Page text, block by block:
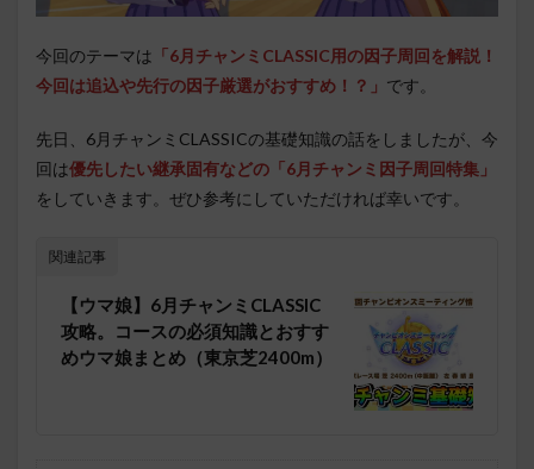
今回のテーマは 「6月チャンミCLASSIC用の因子周回を解説！
今回は追込や先行の因子厳選がおすすめ！？」 です。
先日、6月チャンミCLASSICの基礎知識の話をしましたが、今
回は優先したい継承固有などの「6月チャンミ因子周回特集」
をしていきます。ぜひ参考にしていただければ幸いです。
関連記事
【ウマ娘】6月チャンミCLASSIC
攻略。コースの必須知識とおすす
めウマ娘まとめ（東京芝2400m）